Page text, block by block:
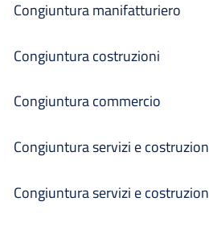
Congiuntura manifatturiero
Congiuntura costruzioni
Congiuntura commercio
Congiuntura servizi e
Congiuntura servizi e